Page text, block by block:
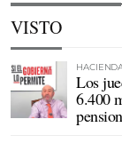
VISTO
Los
6.400